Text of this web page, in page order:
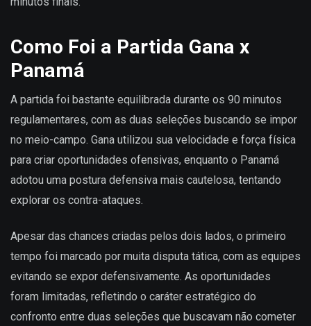
Como Foi a Partida Gana x
Panamá
A partida foi bastante equilibrada durante os 90 minutos
regulamentares, com as duas seleções buscando se impor
no meio-campo. Gana utilizou sua velocidade e força física
para criar oportunidades ofensivas, enquanto o Panamá
adotou uma postura defensiva mais cautelosa, tentando
explorar os contra-ataques.
Apesar das chances criadas pelos dois lados, o primeiro
tempo foi marcado por muita disputa tática, com as equipes
evitando se expor defensivamente. As oportunidades
foram limitadas, refletindo o caráter estratégico do
confronto entre duas seleções que buscavam não cometer